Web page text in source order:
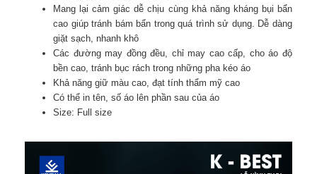
Mang lại cảm giác dễ chịu cùng khả năng kháng bụi bẩn
cao giúp tránh bám bẩn trong quá trình sử dụng. Dễ dàng
giặt sạch, nhanh khô
Các đường may đồng đều, chỉ may cao cấp, cho áo độ
bền cao, tránh bục rách trong những pha kéo áo
Khả năng giữ màu cao, đạt tính thẩm mỹ cao
Có thể in tên, số áo lên phần sau của áo
Size: Full size